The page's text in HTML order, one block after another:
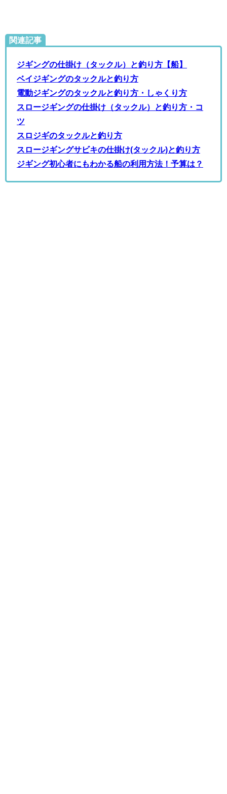
関連記事
ジギングの仕掛け（タックル）と釣り方【船】
ベイジギングのタックルと釣り方
電動ジギングのタックルと釣り方・しゃくり方
スロージギングの仕掛け（タックル）と釣り方・コ
ツ
スロジギのタックルと釣り方
スロージギングサビキの仕掛け(タックル)と釣り方
ジギング初心者にもわかる船の利用方法！予算は？